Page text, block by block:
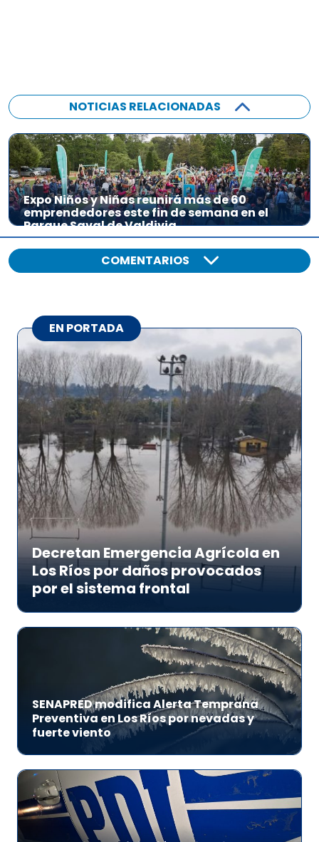
NOTICIAS RELACIONADAS
Expo Niños y Niñas reunirá más de 60
emprendedores este fin de semana en el
Parque Saval de Valdivia
COMENTARIOS
EN PORTADA
Decretan Emergencia Agrícola en
Los Ríos por daños provocados
por el sistema frontal
SENAPRED modifica Alerta Temprana
Preventiva en Los Ríos por nevadas y
fuerte viento